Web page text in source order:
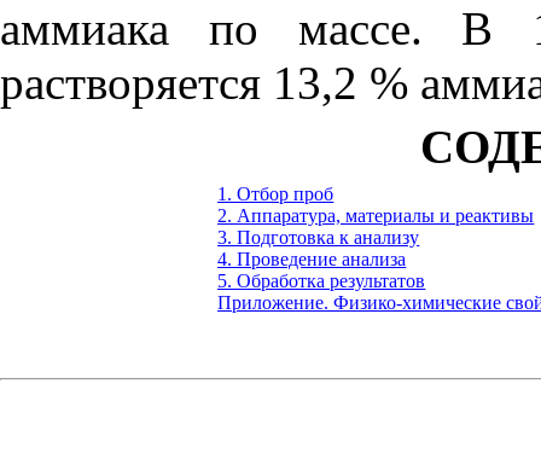
аммиака по массе. В
растворяется 13,2 %
1. Отбор проб
2. Аппаратура, материалы и реактивы
3. Подготовка к анализу
4. Проведение анализа
5. Обработка результатов
Приложение. Физико-химические